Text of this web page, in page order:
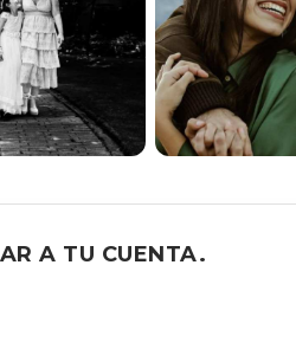
A TU CUENTA.